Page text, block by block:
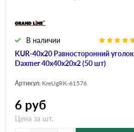
KUR-40х20 Равносторонний уголок
Daxmer 40х40х20х2 (50 шт)
В наличии
Артикул: KreUgRK-61576
6 руб
Цена за шт.